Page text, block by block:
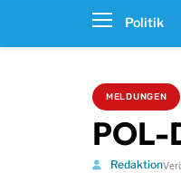
Politik
MELDUNGEN
POL-
Redaktion